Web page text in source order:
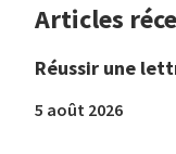
Articles
Réussir une
5 août 2026